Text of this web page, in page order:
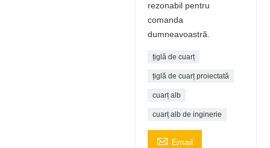
rezonabil pentru
comanda
dumneavoastră.
țiglă de cuarț
țiglă de cuarț proiectată
cuarț alb
cuarț alb de inginerie
 Email